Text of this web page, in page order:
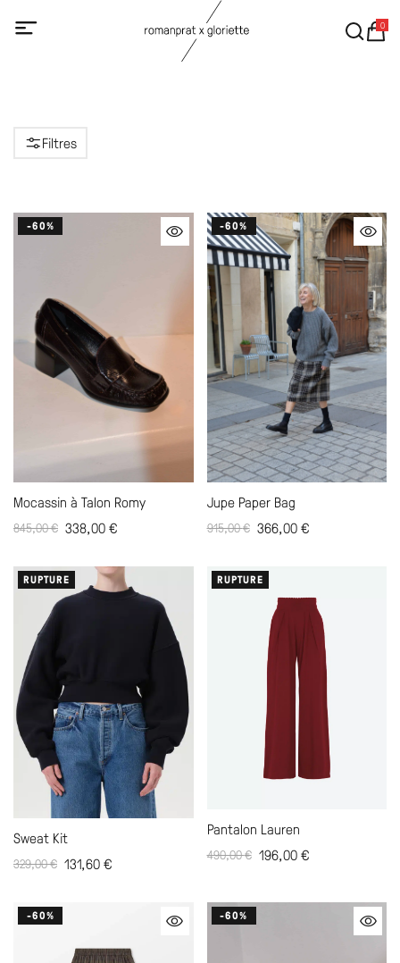
0
Filtres
-60%
Mocassin à Talon Romy
845,00€ 338,00€
-60%
Jupe Paper Bag
915,00€ 366,00€
RUPTURE
Sweat Kit
329,00€ 131,60€
RUPTURE
Pantalon Lauren
490,00€ 196,00€
-60% -60%